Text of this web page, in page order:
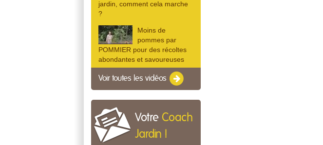
jardin, comment cela marche
?
Moins de
pommes par
POMMIER pour des récoltes
abondantes et savoureuses
Voir toutes les vidéos
Votre Coach
Jardin !